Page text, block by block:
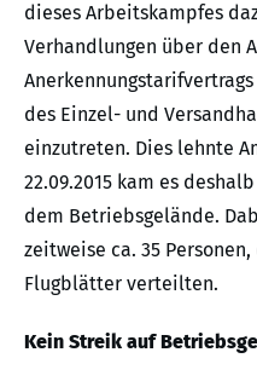
dieses Arbeitskampfes
Verhandlungen über den
des Einzel- und
einzutreten. Dies lehnte
22.09.2015 kam es
dem Betriebsgelände.
zeitweise ca. 35
Flugblätter verteilten.
Kein Streik auf